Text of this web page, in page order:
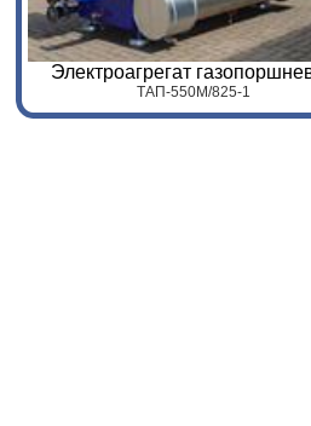
Электроагрегат
ТАП-550M/825-1